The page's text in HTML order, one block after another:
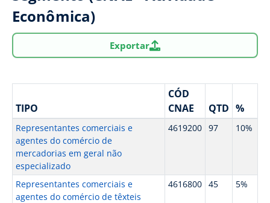
Econômica)
Exportar
TIPO
CÓD
CNAE
QTD %
Representantes comerciais e
agentes do comércio de
mercadorias em geral não
especializado
4619200 97 10%
Representantes comerciais e
agentes do comércio de têxteis
4616800 45 5%